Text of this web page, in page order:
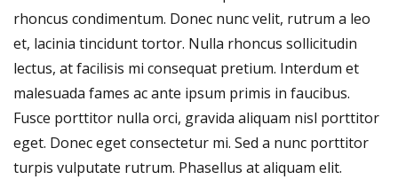
rhoncus condimentum. Donec nunc velit, rutrum a leo
et, lacinia tincidunt tortor. Nulla rhoncus sollicitudin
lectus, at facilisis mi consequat pretium. Interdum et
malesuada fames ac ante ipsum primis in faucibus.
Fusce porttitor nulla orci, gravida aliquam nisl porttitor
eget. Donec eget consectetur mi. Sed a nunc porttitor
turpis vulputate rutrum. Phasellus at aliquam elit.